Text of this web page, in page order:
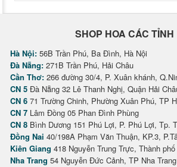
SHOP HOA CÁC TỈNH
Hà Nội: 56B Trần Phú, Ba Đình, Hà Nội
Đà Nẵng: 271B Trần Phú, Hải Châu
Cần Thơ: 266 đường 30/4, P. Xuân khánh,
CN 5 Đà Nẵng 32 Lê Thanh Nghị, Quận Hải
CN 6 71 Trường Chinh, Phường Xuân Phú, TP
CN 7 Lâm Đồng 05 Phan Đình Phùng
CN 8 Bình Dương 151 Phú Lợi, P. Phú Lợi, Tp.
Đồng Nai 40/198A Phạm Văn Thuận, KP.3,
Kiên Giang 418 Nguyễn Trung Trực, Thành
Nha Trang 54 Nguyễn Đức Cảnh, TP Nha Trang